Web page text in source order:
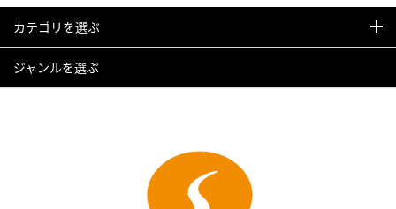
カテゴリを選ぶ
ジャンルを選ぶ